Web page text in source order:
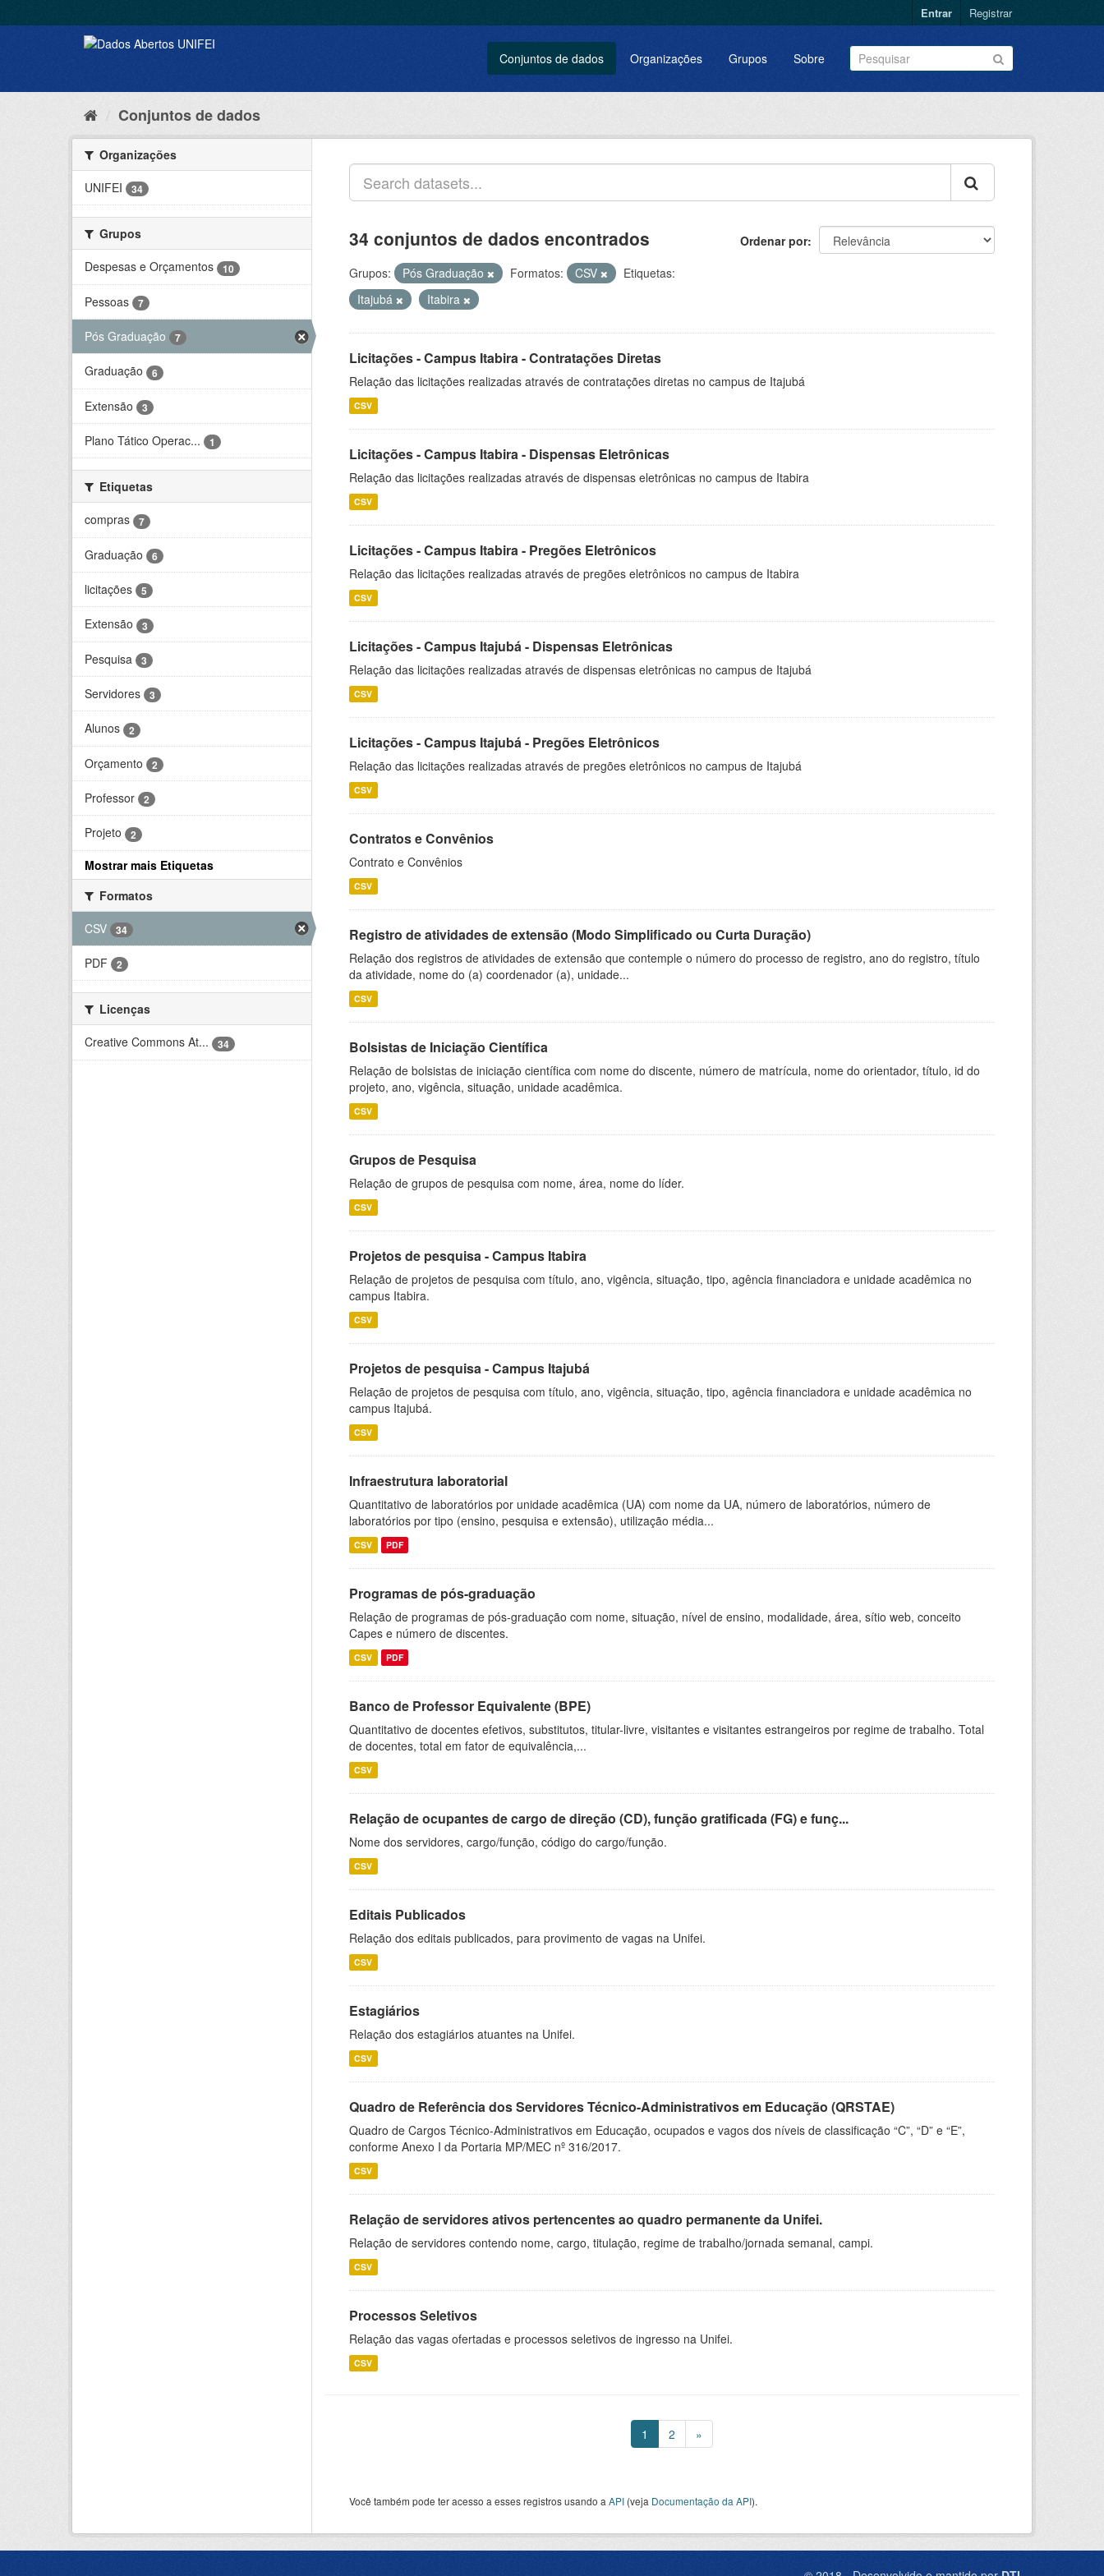
Entrar Registrar
Conjuntos de dados Organizações Grupos Sobre
Conjuntos de dados
Organizações
UNIFEI
34
Grupos
Despesas e Orçamentos
10
Pessoas 7
Pós Graduação 7
Graduação 6
Extensão 3
Plano Tático Operac... 1
Etiquetas
compras
7
Graduação 6
licitações 5
Extensão 3
Pesquisa 3
Servidores 3
Alunos 2
Orçamento 2
Professor 2
Projeto 2
Mostrar mais Etiquetas
Formatos
CSV
34
PDF 2
Licenças
Creative Commons At...
34
Ordenar por
34 conjuntos de dados encontrados
Grupos: Pós Graduação Formatos: CSV
Etiquetas:
Itajubá
Itabira
Licitações - Campus Itabira - Contratações Diretas
Relação das licitações realizadas através de contratações diretas no campus de Itajubá
CSV
Licitações - Campus Itabira - Dispensas Eletrônicas
Relação das licitações realizadas através de dispensas eletrônicas no campus de Itabira
CSV
Licitações - Campus Itabira - Pregões Eletrônicos
Relação das licitações realizadas através de pregões eletrônicos no campus de Itabira
CSV
Licitações - Campus Itajubá - Dispensas Eletrônicas
Relação das licitações realizadas através de dispensas eletrônicas no campus de Itajubá
CSV
Licitações - Campus Itajubá - Pregões Eletrônicos
Relação das licitações realizadas através de pregões eletrônicos no campus de Itajubá
CSV
Contratos e Convênios
Contrato e Convênios
CSV
Registro de atividades de extensão (Modo Simplificado ou Curta Duração)
Relação dos registros de atividades de extensão que contemple o número do processo de registro, ano do registro, título
da atividade, nome do (a) coordenador (a), unidade...
CSV
Bolsistas de Iniciação Científica
Relação de bolsistas de iniciação científica com nome do discente, número de matrícula, nome do orientador, título, id do
projeto, ano, vigência, situação, unidade acadêmica.
CSV
Grupos de Pesquisa
Relação de grupos de pesquisa com nome, área, nome do líder.
CSV
Projetos de pesquisa - Campus Itabira
Relação de projetos de pesquisa com título, ano, vigência, situação, tipo, agência financiadora e unidade acadêmica no
campus Itabira.
CSV
Projetos de pesquisa - Campus Itajubá
Relação de projetos de pesquisa com título, ano, vigência, situação, tipo, agência financiadora e unidade acadêmica no
campus Itajubá.
CSV
Infraestrutura laboratorial
Quantitativo de laboratórios por unidade acadêmica (UA) com nome da UA, número de laboratórios, número de
laboratórios por tipo (ensino, pesquisa e extensão), utilização média...
CSV PDF
Programas de pós-graduação
Relação de programas de pós-graduação com nome, situação, nível de ensino, modalidade, área, sítio web, conceito
Capes e número de discentes.
CSV PDF
Banco de Professor Equivalente (BPE)
Quantitativo de docentes efetivos, substitutos, titular-livre, visitantes e visitantes estrangeiros por regime de trabalho. Total
de docentes, total em fator de equivalência,...
CSV
Relação de ocupantes de cargo de direção (CD), função gratificada (FG) e funç...
Nome dos servidores, cargo/função, código do cargo/função.
CSV
Editais Publicados
Relação dos editais publicados, para provimento de vagas na Unifei.
CSV
Estagiários
Relação dos estagiários atuantes na Unifei.
CSV
Quadro de Referência dos Servidores Técnico-Administrativos em Educação (QRSTAE)
Quadro de Cargos Técnico-Administrativos em Educação, ocupados e vagos dos níveis de classificação “C”, “D” e “E”,
conforme Anexo I da Portaria MP/MEC nº 316/2017.
CSV
Relação de servidores ativos pertencentes ao quadro permanente da Unifei.
Relação de servidores contendo nome, cargo, titulação, regime de trabalho/jornada semanal, campi.
CSV
Processos Seletivos
Relação das vagas ofertadas e processos seletivos de ingresso na Unifei.
CSV
1 2 »
Você também pode ter acesso a esses registros usando a API (veja Documentação da API).